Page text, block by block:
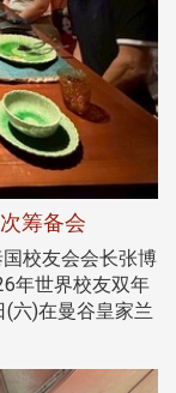
筹备会
校友会会长张博
年世界校友双年
六)在曼谷皇家兰